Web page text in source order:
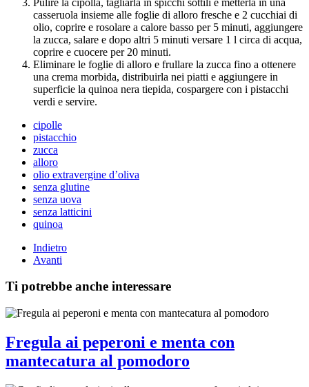
casseruola insieme alle foglie di alloro fresche e 2 cucchiai di
olio, coprire e rosolare a calore basso per 5 minuti, aggiungere
la zucca, salare e dopo altri 5 minuti versare 1 l circa di acqua,
coprire e cuocere per 20 minuti.
Eliminare le foglie di alloro e frullare la zucca fino a ottenere
una crema morbida, distribuirla nei piatti e aggiungere in
superficie la quinoa nera tiepida, cospargere con i pistacchi
verdi e servire.
cipolle
pistacchio
zucca
alloro
olio extravergine d’oliva
senza glutine
senza uova
senza latticini
quinoa
Indietro
Avanti
Ti potrebbe anche interessare
Fregula ai peperoni e menta con
mantecatura al pomodoro